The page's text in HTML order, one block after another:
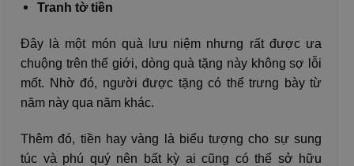
Tranh tờ tiền
Đây là một món quà lưu niệm nhưng rất được ưa
chuộng trên thế giới, dòng quà tặng này không sợ lỗi
mốt. Nhờ đó, người được tặng có thể trưng bày từ
năm này qua năm khác.
Thêm đó, tiền hay vàng là biểu tượng cho sự sung
túc và phú quý nên bất kỳ ai cũng có thể sở hữu